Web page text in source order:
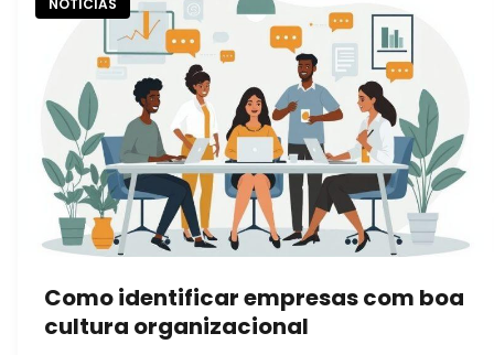
Como identificar empresas com boa
cultura organizacional